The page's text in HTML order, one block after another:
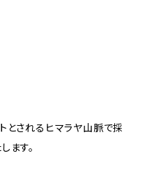
とされるヒマラヤ山脈で採
ます。